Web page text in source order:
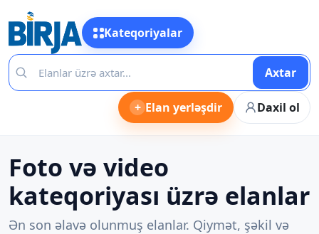
Kateqoriyalar
Axtar
+ Elan yerləşdir Daxil ol
Foto və video
kateqoriyası üzrə elanlar
Ən son əlavə olunmuş elanlar. Qiymət, şəkil və